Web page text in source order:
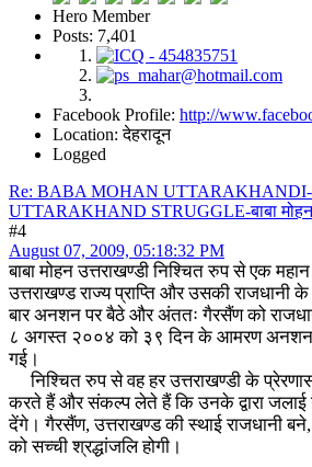
Hero Member
Posts: 7,401
Facebook Profile: http://
Location: देहरादून
Logged
Re: BABA MOHAN UTTARAKHANDI-
UTTARAKHAND STRUGGLE-बाबा मोहन
#4
August 07, 2009, 05:18:32 PM
बाबा मोहन उत्तराखण्डी निश्चित रुप से एक
उत्तराखण्ड राज्य प्राप्ति और उसकी
बार अनशन पर बैठे और अंततः गैरसैंण को
८ अगस्त २००४ को ३९ दिन के आमरण अनशन
गई।
निश्चित रुप से वह हर उत्तराखण्डी के
करते हैं और संकल्प लेते हैं कि उनके द्वारा जलाई
देंगे। गैरसैंण, उत्तराखण्ड की स्थाई राजधानी बने,
को सच्ची श्रद्धांजलि होगी।